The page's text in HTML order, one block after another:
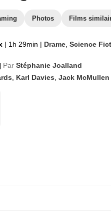
Photos Films
| 1h 29min | Drame Science
Par Stéphanie Joalland
Karl Davies Jack McMullen